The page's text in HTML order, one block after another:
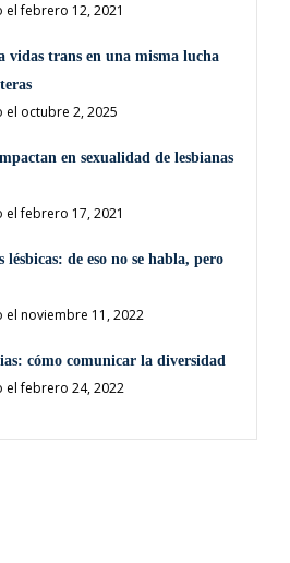
febrero 12, 2021
vidas trans en una misma lucha
octubre 2, 2025
en sexualidad de lesbianas
febrero 17, 2021
lésbicas: de eso no se habla, pero
el noviembre 11, 2022
cómo comunicar la diversidad
el febrero 24, 2022